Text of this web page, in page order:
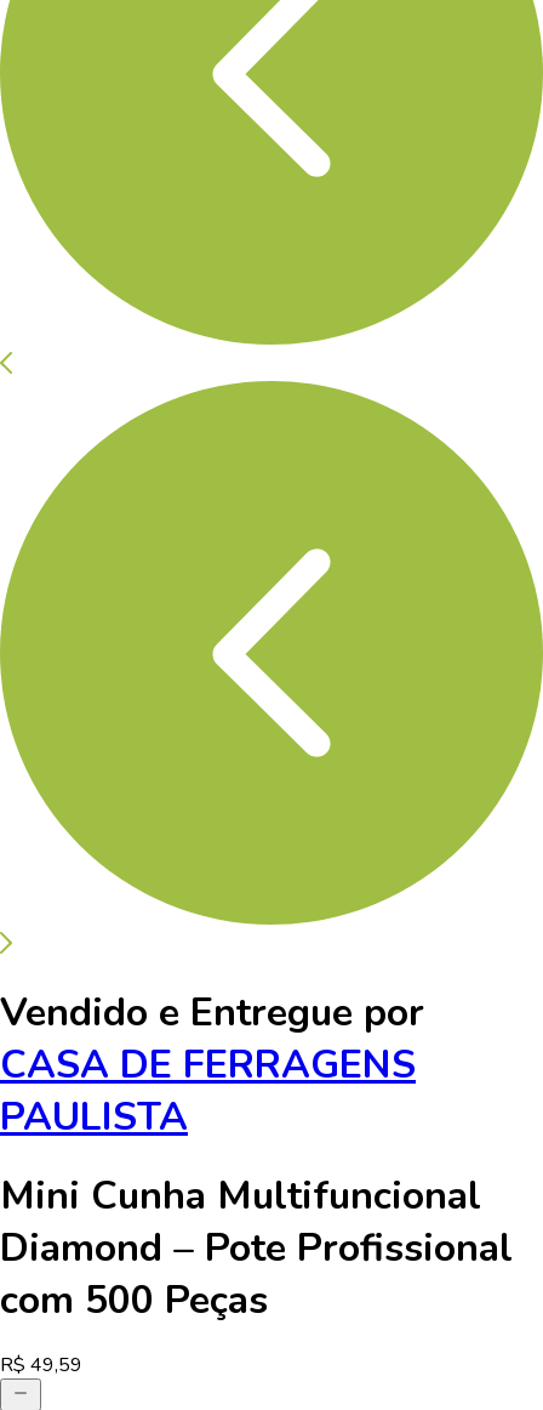
Vendido e Entregue por
CASA DE FERRAGENS
PAULISTA
Mini Cunha Multifuncional
Diamond – Pote Profissional
com 500 Peças
R$ 49,59